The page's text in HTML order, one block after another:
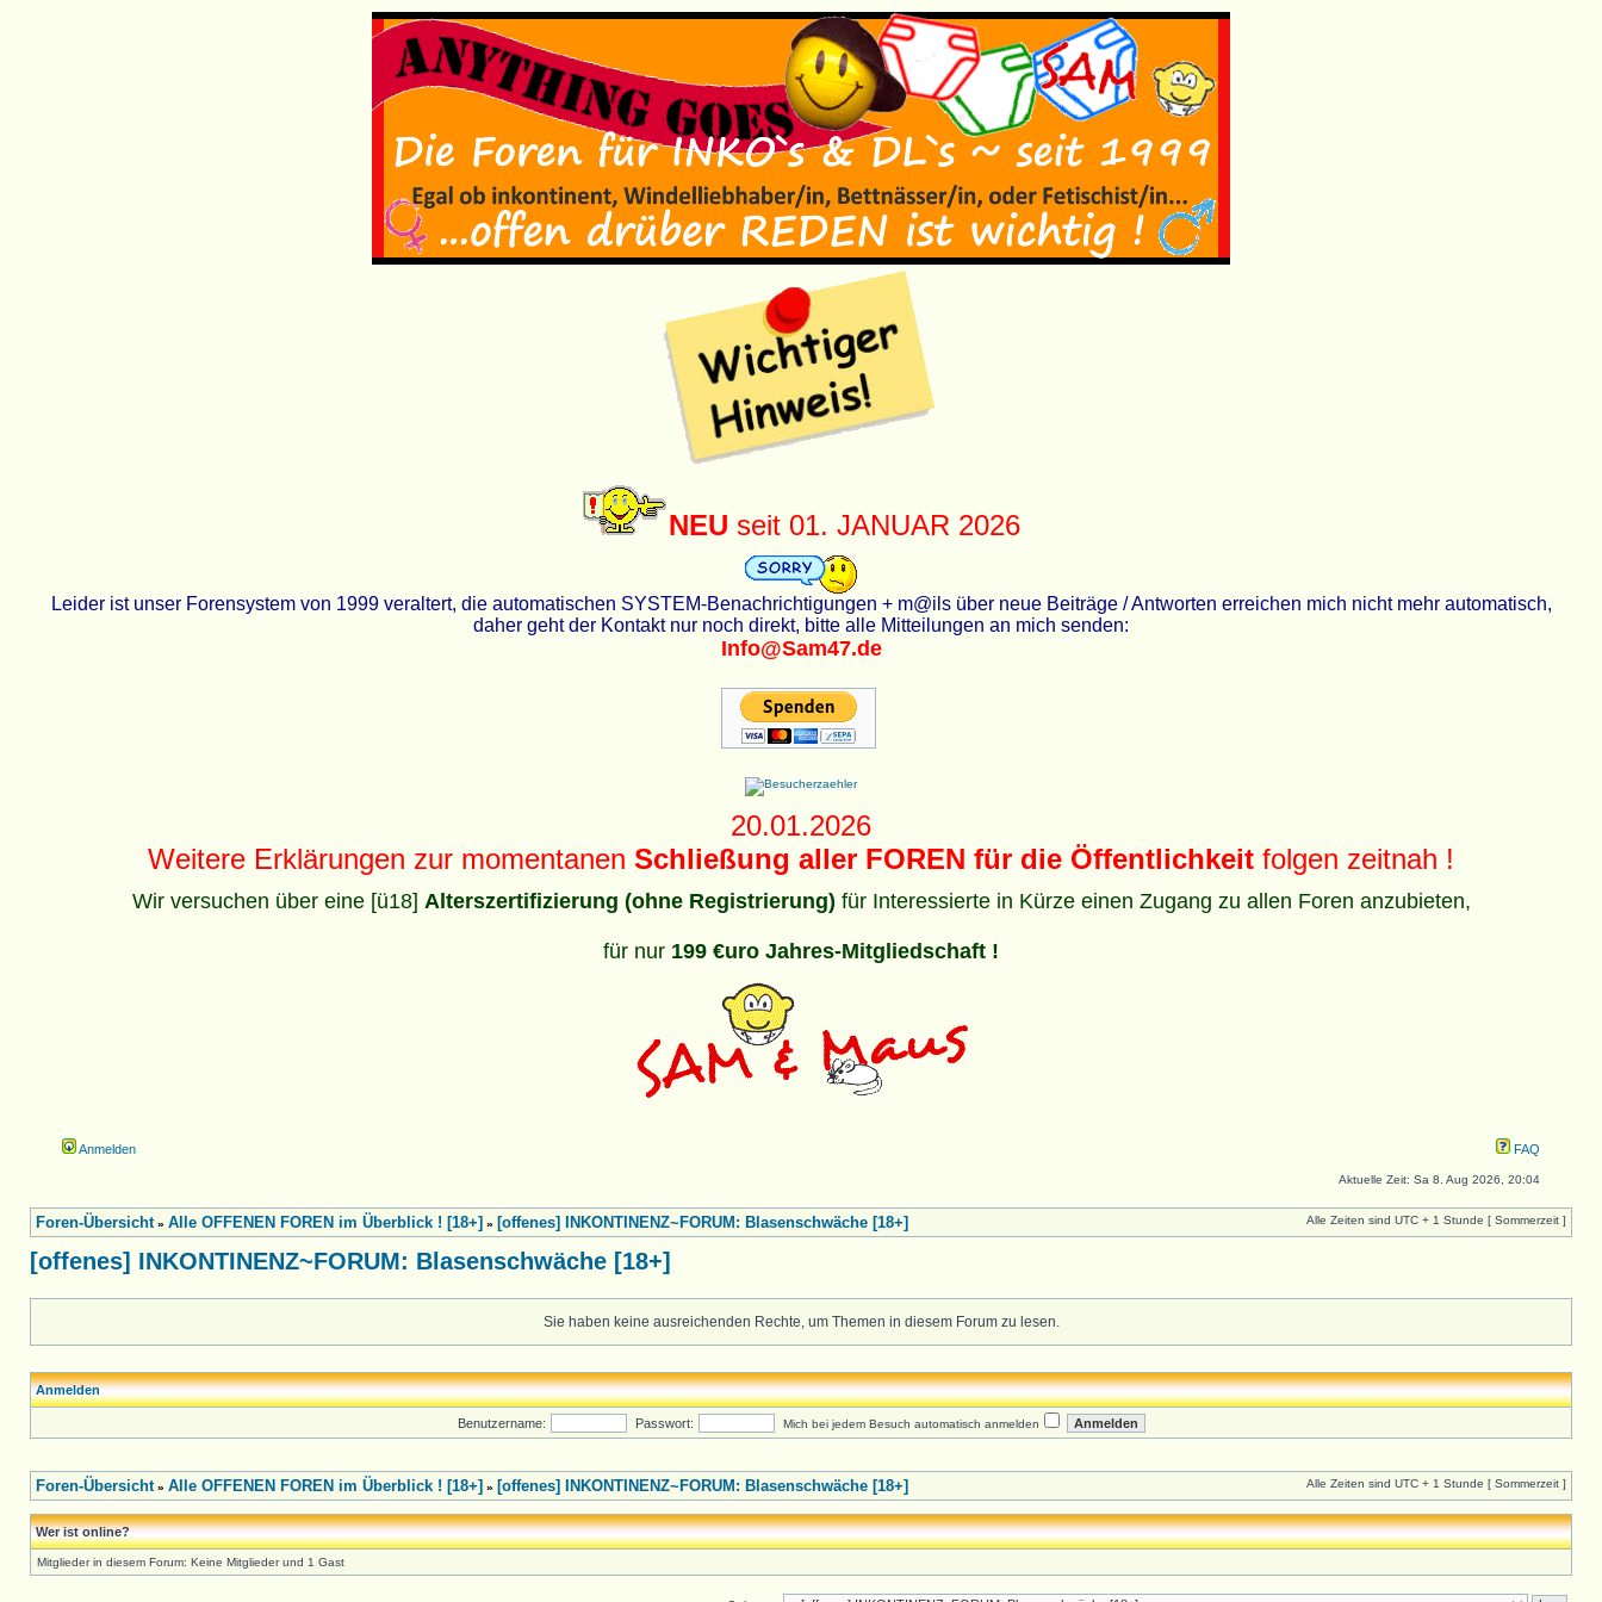
NEU seit 01. JANUAR 2026
Leider ist unser Forensystem von 1999 veraltert, die automatischen SYSTEM-Benachrichtigungen + m@ils über neue Beiträge / Antworten erreichen mich nicht mehr automatisch,
daher geht der Kontakt nur noch direkt, bitte alle Mitteilungen an mich senden:
Info@Sam47.de
20.01.2026
Weitere Erklärungen zur momentanen Schließung aller FOREN für die Öffentlichkeit folgen zeitnah !
Wir versuchen über eine [ü18] Alterszertifizierung (ohne Registrierung) für Interessierte in Kürze einen Zugang zu allen Foren anzubieten,
für nur 199 €uro Jahres-Mitgliedschaft !
Anmelden FAQ
Aktuelle Zeit: Sa 8. Aug 2026, 20:04
Foren-Übersicht» Alle OFFENEN FOREN im Überblick ! [18+] » [offenes] INKONTINENZ~FORUM: Blasenschwäche [18+] Alle Zeiten sind UTC + 1 Stunde [ Sommerzeit ]
[offenes] INKONTINENZ~FORUM: Blasenschwäche [18+]
Sie haben keine ausreichenden Rechte, um Themen in diesem Forum zu lesen.
Anmelden
Benutzername: Passwort: Mich bei jedem Besuch automatisch anmelden
Foren-Übersicht» Alle OFFENEN FOREN im Überblick ! [18+] » [offenes] INKONTINENZ~FORUM: Blasenschwäche [18+] Alle Zeiten sind UTC + 1 Stunde [ Sommerzeit ]
Wer ist online?
Mitglieder in diesem Forum: Keine Mitglieder und 1 Gast